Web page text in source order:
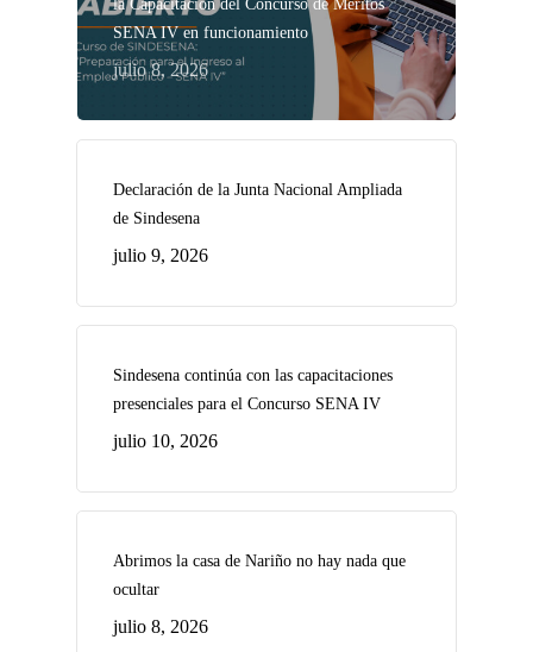
la Capacitación del Concurso de Méritos
SENA IV en funcionamiento
julio 8, 2026
Declaración de la Junta Nacional Ampliada
de Sindesena
julio 9, 2026
Sindesena continúa con las capacitaciones
presenciales para el Concurso SENA IV
julio 10, 2026
Abrimos la casa de Nariño no hay nada que
ocultar
julio 8, 2026